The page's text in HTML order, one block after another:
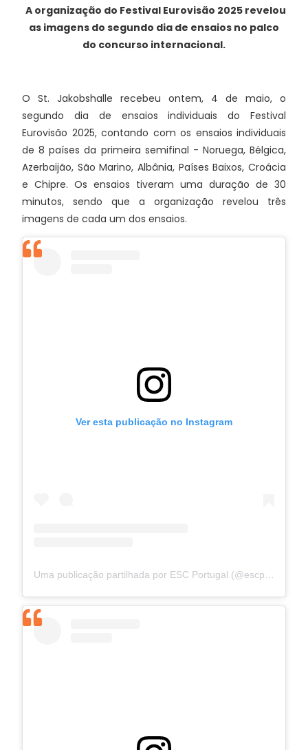
A organização do Festival Eurovisão 2025 revelou
as imagens do segundo dia de ensaios no palco
do concurso internacional.
O St. Jakobshalle recebeu ontem, 4 de maio, o
segundo dia de ensaios individuais do Festival
Eurovisão 2025, contando com os ensaios individuais
de 8 países da primeira semifinal - Noruega, Bélgica,
Azerbaijão, São Marino, Albânia, Países Baixos, Croácia
e Chipre. Os ensaios tiveram uma duração de 30
minutos, sendo que a organização revelou três
imagens de cada um dos ensaios.
Ver esta publicação no Instagram